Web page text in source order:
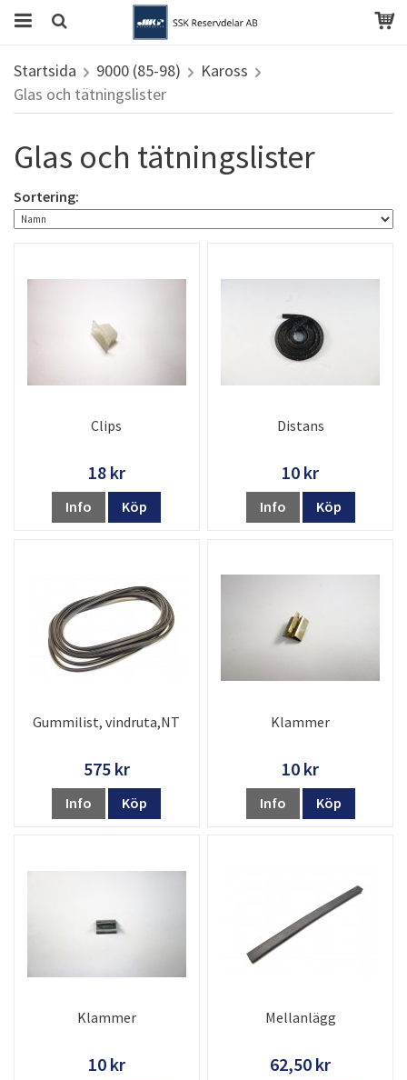
Startsida 9000 (85-98)
Kaross
Glas och tätningslister
Glas och tätningslister
Sortering:
Clips
18 kr
Info Köp
Distans
10 kr
Info Köp
Gummilist, vindruta,NT
575 kr
Info Köp
Klammer
10 kr
Info Köp
Klammer
10 kr
Mellanlägg
62,50 kr